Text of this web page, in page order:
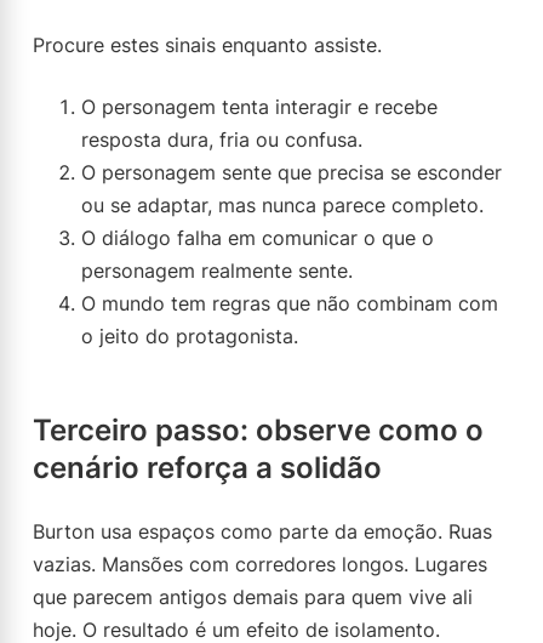
Procure estes sinais enquanto assiste.
O personagem tenta interagir e recebe
resposta dura, fria ou confusa.
O personagem sente que precisa se esconder
ou se adaptar, mas nunca parece completo.
O diálogo falha em comunicar o que o
personagem realmente sente.
O mundo tem regras que não combinam com
o jeito do protagonista.
Terceiro passo: observe como o
cenário reforça a solidão
Burton usa espaços como parte da emoção. Ruas
vazias. Mansões com corredores longos. Lugares
que parecem antigos demais para quem vive ali
hoje. O resultado é um efeito de isolamento.